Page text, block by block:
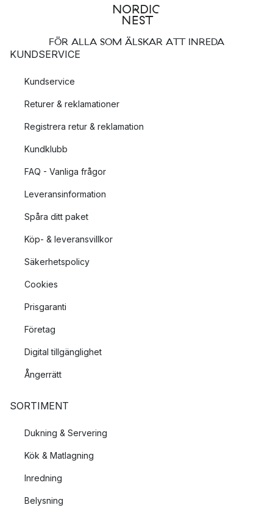
FÖR ALLA SOM ÄLSKAR ATT INREDA
KUNDSERVICE
Kundservice
Returer & reklamationer
Registrera retur & reklamation
Kundklubb
FAQ - Vanliga frågor
Leveransinformation
Spåra ditt paket
Köp- & leveransvillkor
Säkerhetspolicy
Cookies
Prisgaranti
Företag
Digital tillgänglighet
Ångerrätt
SORTIMENT
Dukning & Servering
Kök & Matlagning
Inredning
Belysning